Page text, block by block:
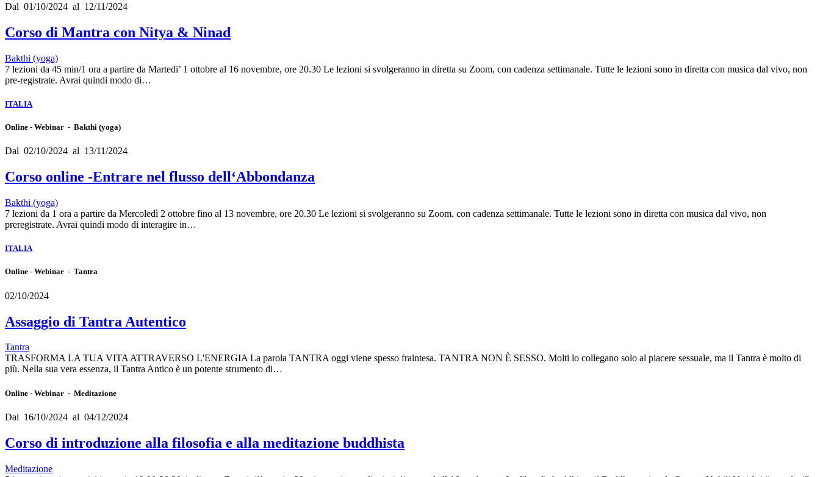
Dal 01/10/2024 al 12/11/2024
Corso di Mantra con Nitya & Ninad
Bakthi (yoga)
7 lezioni da 45 min/1 ora a partire da Martedi’ 1 ottobre al 16 novembre, ore 20.30 Le lezioni si svolgeranno in diretta su Zoom, con cadenza settimanale. Tutte le lezioni sono in diretta con musica dal vivo, non
pre-registrate. Avrai quindi modo di…
ITALIA
Online - Webinar - Bakthi (yoga)
Dal 02/10/2024 al 13/11/2024
Corso online -Entrare nel flusso dell‘Abbondanza
Bakthi (yoga)
7 lezioni da 1 ora a partire da Mercoledì 2 ottobre fino al 13 novembre, ore 20.30 Le lezioni si svolgeranno su Zoom, con cadenza settimanale. Tutte le lezioni sono in diretta con musica dal vivo, non
preregistrate. Avrai quindi modo di interagire in…
ITALIA
Online - Webinar - Tantra
02/10/2024
Assaggio di Tantra Autentico
Tantra
TRASFORMA LA TUA VITA ATTRAVERSO L'ENERGIA La parola TANTRA oggi viene spesso fraintesa. TANTRA NON È SESSO. Molti lo collegano solo al piacere sessuale, ma il Tantra è molto di
più. Nella sua vera essenza, il Tantra Antico è un potente strumento di…
Online - Webinar - Meditazione
Dal 16/10/2024 al 04/12/2024
Corso di introduzione alla filosofia e alla meditazione buddhista
Meditazione